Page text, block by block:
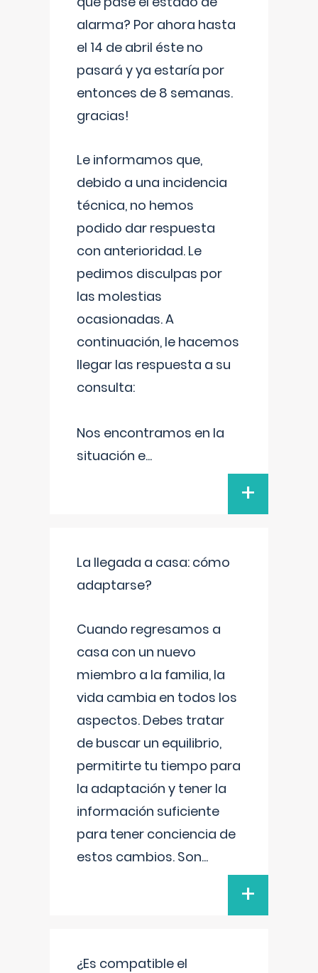
alarma? Por ahora hasta
el 14 de abril éste no
pasará y ya estaría por
entonces de 8 semanas.
gracias!
Le informamos que,
debido a una incidencia
técnica, no hemos
podido dar respuesta
con anterioridad. Le
pedimos disculpas por
las molestias
ocasionadas. A
continuación, le hacemos
llegar las respuesta a su
consulta:
Nos encontramos en la
situación e...
+
La llegada a casa: cómo
adaptarse?
Cuando regresamos a
casa con un nuevo
miembro a la familia, la
vida cambia en todos los
aspectos. Debes tratar
de buscar un equilibrio,
permitirte tu tiempo para
la adaptación y tener la
información suficiente
para tener conciencia de
estos cambios. Son...
+
¿Es compatible el